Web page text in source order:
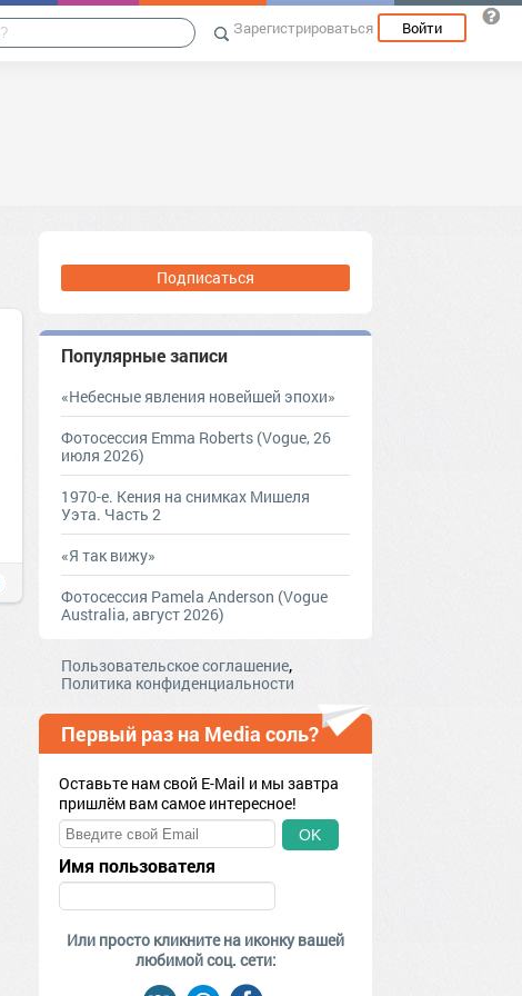
Зарегистрироваться Войти
Подписаться
Популярные записи
«Небесные явления новейшей эпохи»
Фотосессия Emma Roberts (Vogue, 26
июля 2026)
1970-е. Кения на снимках Мишеля
Уэта. Часть 2
«Я так вижу»
Фотосессия Pamela Anderson (Vogue
Australia, август 2026)
Пользовательское соглашение,
Политика конфиденциальности
Первый раз на Media соль?
Оставьте нам свой E-Mail и мы завтра
пришлём вам самое интересное!
OK
Имя пользователя
Или просто кликните на иконку вашей
любимой соц. сети: